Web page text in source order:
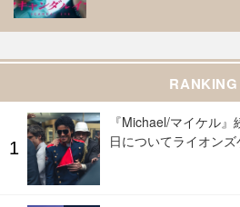
RANKING
『Michael/マイケル
日についてライオン